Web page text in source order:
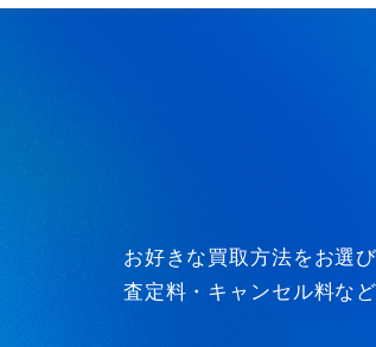
お好きな買取方法をお選
査定料・キャンセル料な